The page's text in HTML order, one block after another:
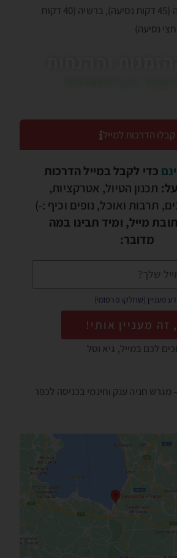
דקות נסיעה), מנטובה (45 דקות נסיעה), ברשיה (40 דקות
נסיעה)
קבלו הדרכות למייל
כדי לקבל במייל הדרכות
תכנון הטיול, אטרקציות,
תרבות ואוכל, נופים וכיף :-)
מייל, ומיד תבינו במה
מדובר:
מעניין (שחלקו פרסומי)
זה מעניין אותי!
לכם במייל, גיא וטל
– מגרש חניה ענק וחינמי בכניסה לכפר